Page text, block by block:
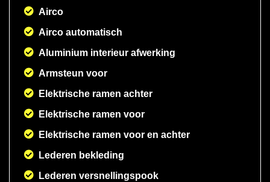
Airco
Airco automatisch
Aluminium interieur afwerking
Armsteun voor
Elektrische ramen achter
Elektrische ramen voor
Elektrische ramen voor en achter
Lederen bekleding
Lederen versnellingspook